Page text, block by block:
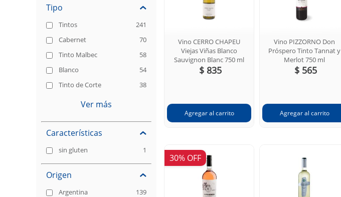
Tipo
Tintos
241
Cabernet
70
Tinto Malbec
58
Blanco
54
Tinto de Corte
38
Ver más
Características
sin gluten 1
Origen
Argentina
139
Vino CERRO CHAPEU
Viejas Viñas Blanco
Sauvignon Blanc 750 ml
$ 835
Vino PIZZORNO Don
Próspero Tinto Tannat y
Merlot 750 ml
$ 565
30% OFF